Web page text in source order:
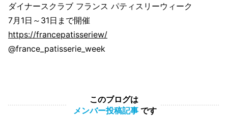
ダイナースクラブ フランス パティスリーウィーク
7月1日～31日まで開催
https://francepatisseriew/
@france_patisserie_week
このブログは
メンバー投稿記事 です